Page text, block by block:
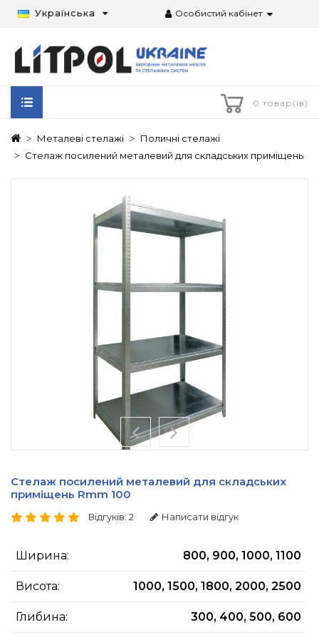
Українська Особистий кабінет
0 товар(ів)
Металеві стелажі
Поличні стелажі
Стелаж посилений металевий для складських приміщень
Стелаж посилений металевий для складських
приміщень Rmm 100
Відгуків: 2 Написати відгук
Ширина: 800, 900, 1000, 1100
Висота: 1000, 1500, 1800, 2000, 2500
Глибина: 300, 400, 500, 600